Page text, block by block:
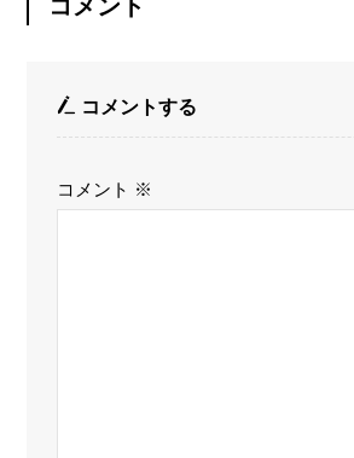
コメント
コメントする
コメント ※